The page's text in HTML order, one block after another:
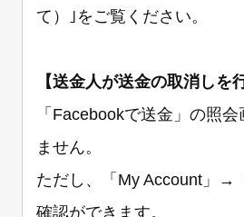
て）｣をご覧ください。
【送金人が送金の取消しを
「Facebookで送金」の照
ません。
ただし、「My Account」→
確認ができます。